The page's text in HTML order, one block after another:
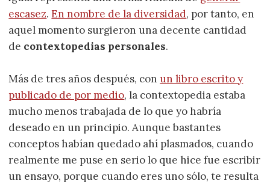
escasez.En nombre de la diversidad, por tanto, en
aquel momento surgieron una decente cantidad
de contextopedias personales.
Más de tres años después, con un libro escrito y
publicado de por medio, la contextopedia estaba
mucho menos trabajada de lo que yo habría
deseado en un principio. Aunque bastantes
conceptos habían quedado ahí plasmados, cuando
realmente me puse en serio lo que hice fue escribir
un ensayo, porque cuando eres uno sólo, te resulta